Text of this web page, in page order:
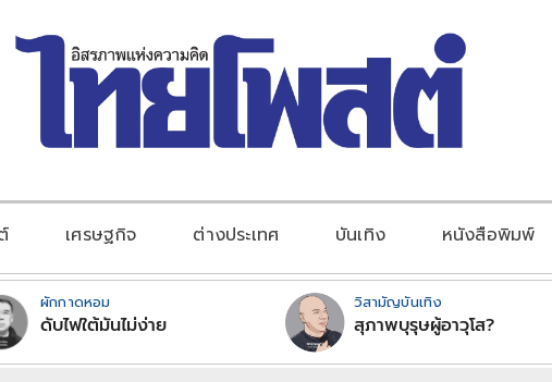
เศรษฐกิจ ต่างประเทศ บันเทิง หนังสือพิมพ์
ผักกาดหอม
ดับไฟใต้มันไม่ง่าย
วิสามัญบันเทิง
สุภาพบุรุษผู้อาวุโส?